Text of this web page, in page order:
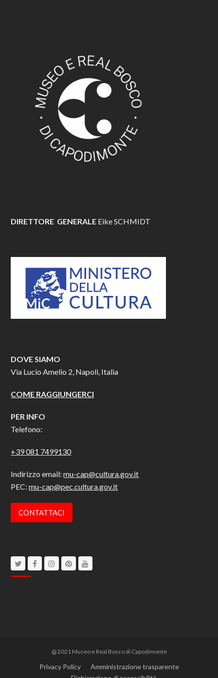
DIRETTORE GENERALE Eike SCHMIDT
DOVE SIAMO
Via Lucio Amelio 2, Napoli, Italia
COME RAGGIUNGERCI
PER INFO
Telefono:
+39 081 7499130
Indirizzo email:mu-cap@cultura.gov.it
PEC:mu-cap@pec.cultura.gov.it
CONTATTACI
TwitterFacebookInstagram
Pinterest
@ 2021 Museo e Real Bosco di Capodimonte
Privacy Policy
Amministrazione trasparente